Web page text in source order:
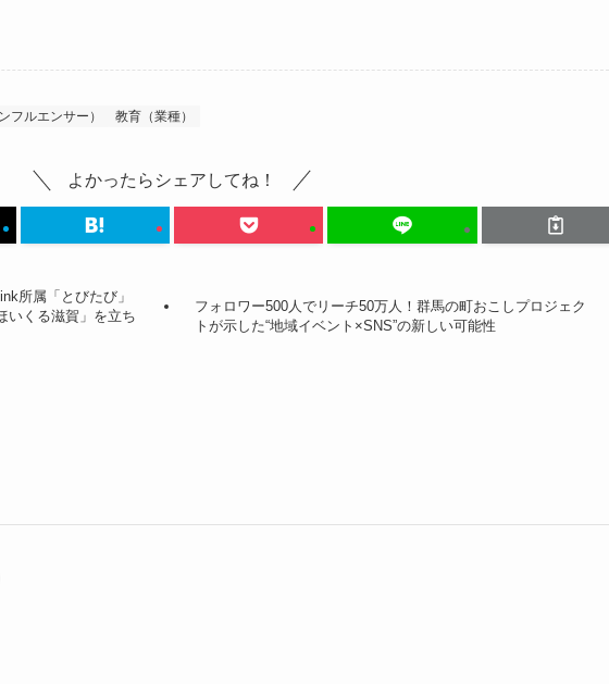
フルエンサー） 教育（業種）
よかったらシェアしてね！
所属「とびたび」
いくる滋賀」を立ち
フォロワー500人でリーチ50万人！群馬の町おこしプロジェク
トが示した“地域イベント×SNS”の新しい可能性